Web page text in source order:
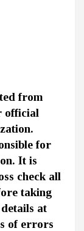
from
official
for
It is
check all
taking
at
of errors